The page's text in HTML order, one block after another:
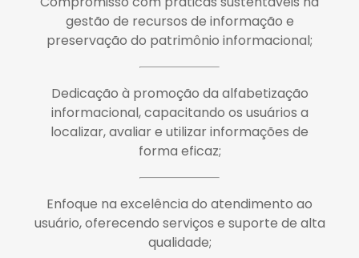
gestão de recursos de informação e
preservação do patrimônio informacional;
Dedicação à promoção da alfabetização
informacional, capacitando os usuários a
localizar, avaliar e utilizar informações de
forma eficaz;
Enfoque na excelência do atendimento ao
usuário, oferecendo serviços e suporte de alta
qualidade;